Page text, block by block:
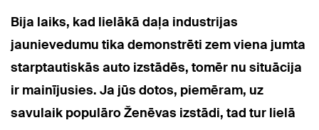
Bija laiks, kad lielākā daļa industrijas
jaunievedumu tika demonstrēti zem viena jumta
starptautiskās auto izstādēs, tomēr nu situācija
ir mainījusies. Ja jūs dotos, piemēram, uz
savulaik populāro Ženēvas izstādi, tad tur lielā